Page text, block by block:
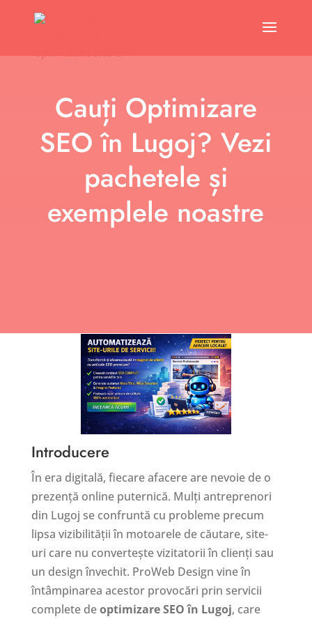
Cauți Optimizare
SEO în Lugoj? Vezi
pachetele și
exemplele noastre
Introducere
În era digitală, fiecare afacere are nevoie de o
prezență online puternică. Mulți antreprenori
din Lugoj se confruntă cu probleme precum
lipsa vizibilității în motoarele de căutare, site-
uri care nu convertește vizitatorii în clienți sau
un design învechit. ProWeb Design vine în
întâmpinarea acestor provocări prin servicii
complete deoptimizare SEO în Lugoj, care